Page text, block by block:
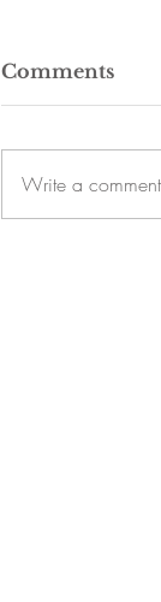
Comments
Write a